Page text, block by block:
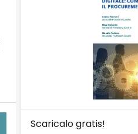
Scaricalo gratis!